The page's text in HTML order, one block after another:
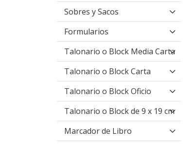
Sobres y Sacos
Formularios
Talonario o Block Media Carta
Talonario o Block Carta
Talonario o Block Oficio
Talonario o Block de 9 x 19 cm
Marcador de Libro